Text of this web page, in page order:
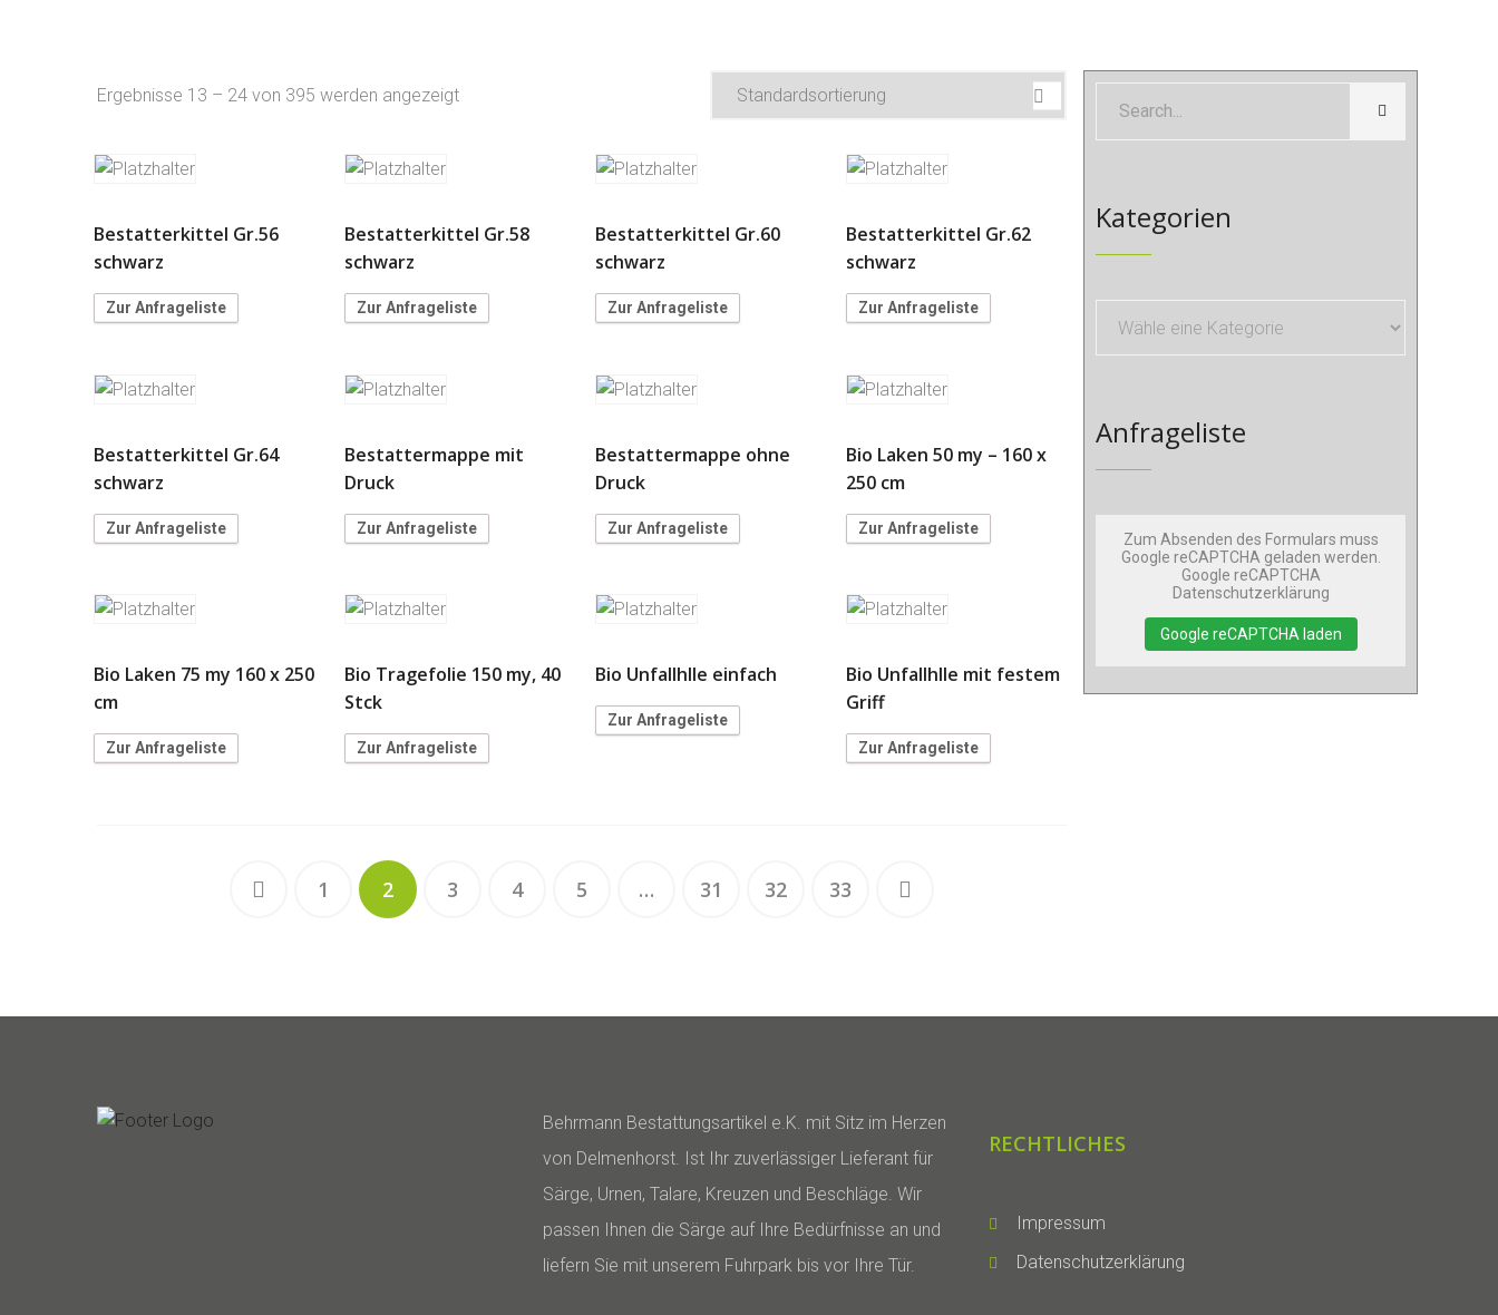
Ergebnisse 13 – 24 von 395 werden angezeigt
Bestatterkittel Gr.56
schwarz
Zur Anfrageliste
Bestatterkittel Gr.58
schwarz
Zur Anfrageliste
Bestatterkittel Gr.60
schwarz
Zur Anfrageliste
Bestatterkittel Gr.62
schwarz
Zur Anfrageliste
Bestatterkittel Gr.64
schwarz
Zur Anfrageliste
Bestattermappe mit
Druck
Zur Anfrageliste
Bestattermappe ohne
Druck
Zur Anfrageliste
Bio Laken 50 my – 160 x
250 cm
Zur Anfrageliste
Bio Laken 75 my 160 x 250
cm
Zur Anfrageliste
Bio Tragefolie 150 my, 40
Stck
Zur Anfrageliste
Bio Unfallhlle einfach
Zur Anfrageliste
Bio Unfallhlle mit festem
Griff
Zur Anfrageliste
1 2 3 4 5 … 31 32 33
Kategorien
Anfrageliste
Zum Absenden des Formulars muss
Google reCAPTCHA geladen werden.
Google reCAPTCHA
Datenschutzerklärung
Google reCAPTCHA laden
Behrmann Bestattungsartikel e.K. mit Sitz im Herzen
von Delmenhorst. Ist Ihr zuverlässiger Lieferant für
Särge, Urnen, Talare, Kreuzen und Beschläge. Wir
passen Ihnen die Särge auf Ihre Bedürfnisse an und
liefern Sie mit unserem Fuhrpark bis vor Ihre Tür.
RECHTLICHES
Impressum
Datenschutzerklärung